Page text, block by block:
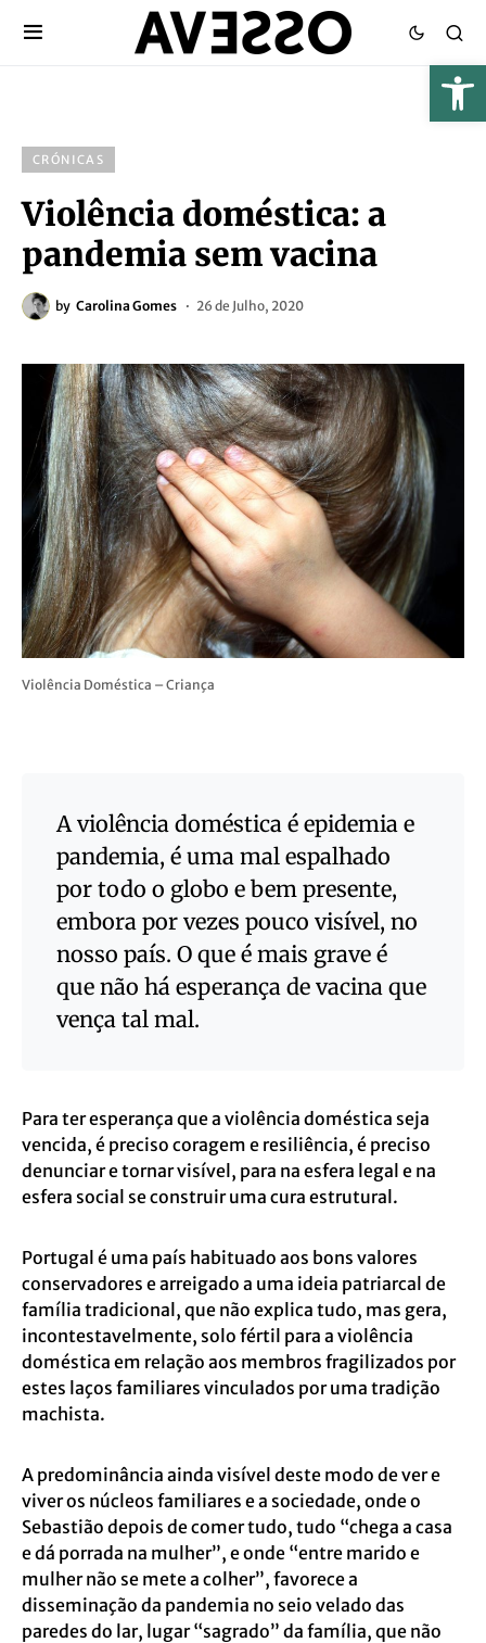
CRÓNICAS
Violência doméstica: a
pandemia sem vacina
by Carolina Gomes 26 de Julho, 2020
Violência Doméstica – Criança
A violência doméstica é epidemia e
pandemia, é uma mal espalhado
por todo o globo e bem presente,
embora por vezes pouco visível, no
nosso país. O que é mais grave é
que não há esperança de vacina que
vença tal mal.
Para ter esperança que a violência doméstica seja
vencida, é preciso coragem e resiliência, é preciso
denunciar e tornar visível, para na esfera legal e na
esfera social se construir uma cura estrutural.
Portugal é uma país habituado aos bons valores
conservadores e arreigado a uma ideia patriarcal de
família tradicional, que não explica tudo, mas gera,
incontestavelmente, solo fértil para a violência
doméstica em relação aos membros fragilizados por
estes laços familiares vinculados por uma tradição
machista.
A predominância ainda visível deste modo de ver e
viver os núcleos familiares e a sociedade, onde o
Sebastião depois de comer tudo, tudo “chega a casa
e dá porrada na mulher”, e onde “entre marido e
mulher não se mete a colher”, favorece a
disseminação da pandemia no seio velado das
paredes do lar, lugar “sagrado” da família, que não